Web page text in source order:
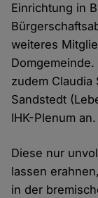
Einrichtung in
weiteres
zudem Claudia
Sandstedt
IHK-Plenum an.
Diese nur
lassen
in der